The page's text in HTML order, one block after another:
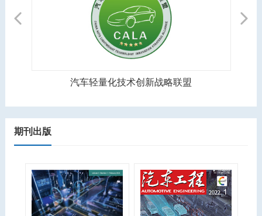
Previous
汽车轻量化技术创新战略联盟
Next
期刊出版